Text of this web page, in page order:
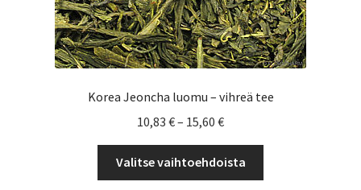
Korea Jeoncha luomu – vihreä tee
10,83 €– 15,60 €Hintaluokka:
-
15,60 €
Valitse vaihtoehdoista